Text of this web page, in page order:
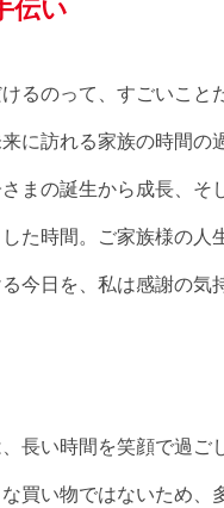
伝い
るのって、すごいこと
に訪れる家族の時間の
まの誕生から成長、そ
た時間。ご家族様の人
今日を、私は感謝の気
長い時間を笑顔で過ご
買い物ではないため、